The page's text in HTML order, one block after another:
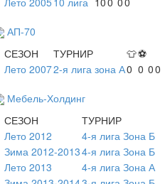
АП-70
СЕЗОН
ТУРНИР 👕⚽
Лето 20072-я лига зона А0 0 00
Мебель-Холдинг
СЕЗОН
ТУРНИР
Лето 2012
4-я лига Зона Б
Зима 2012-20134-я лига Зона Б
Лето 2013
4-я лига Зона А